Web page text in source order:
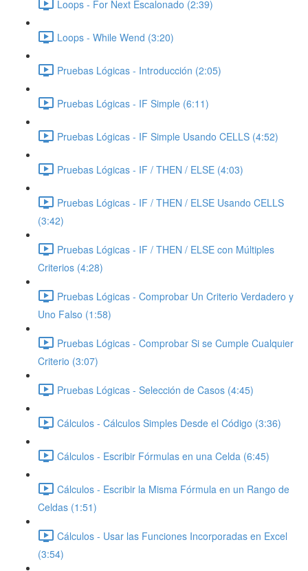
Loops - For Next Escalonado (2:39)
Loops - While Wend (3:20)
Pruebas Lógicas - Introducción (2:05)
Pruebas Lógicas - IF Simple (6:11)
Pruebas Lógicas - IF Simple Usando CELLS (4:52)
Pruebas Lógicas - IF / THEN / ELSE (4:03)
Pruebas Lógicas - IF / THEN / ELSE Usando CELLS
(3:42)
Pruebas Lógicas - IF / THEN / ELSE con Múltiples
Criterios (4:28)
Pruebas Lógicas - Comprobar Un Criterio Verdadero y
Uno Falso (1:58)
Pruebas Lógicas - Comprobar Si se Cumple Cualquier
Criterio (3:07)
Pruebas Lógicas - Selección de Casos (4:45)
Cálculos - Cálculos Simples Desde el Código (3:36)
Cálculos - Escribir Fórmulas en una Celda (6:45)
Cálculos - Escribir la Misma Fórmula en un Rango de
Celdas (1:51)
Cálculos - Usar las Funciones Incorporadas en Excel
(3:54)